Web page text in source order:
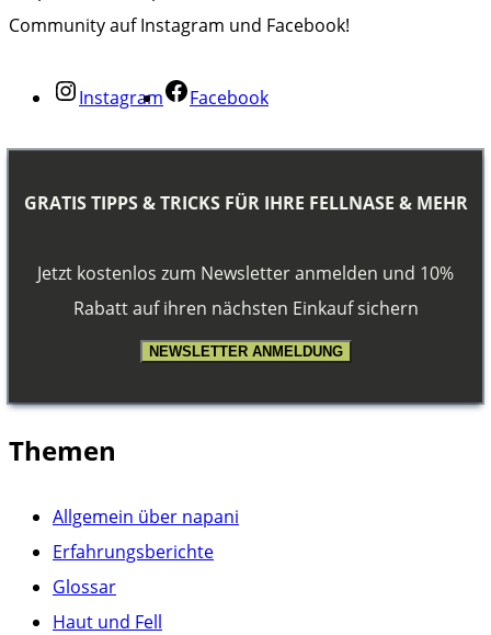
Community auf Instagram und Facebook!
Instagram Facebook
GRATIS TIPPS & TRICKS FÜR IHRE FELLNASE & MEHR
Jetzt kostenlos zum Newsletter anmelden und 10%
Rabatt auf ihren nächsten Einkauf sichern
NEWSLETTER ANMELDUNG
Themen
Allgemein über napani
Erfahrungsberichte
Glossar
Haut und Fell